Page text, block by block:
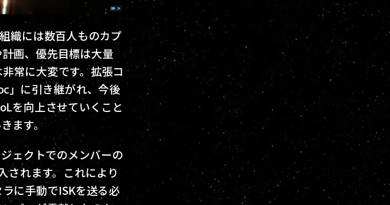
織には数百人ものカプ
画、優先目標は大量
常に大変です。拡張コ
」に引き継がれ、今後
を向上させていくこと
ます。
ェクトでのメンバーの
されます。これにより
に手動でISKを送る必